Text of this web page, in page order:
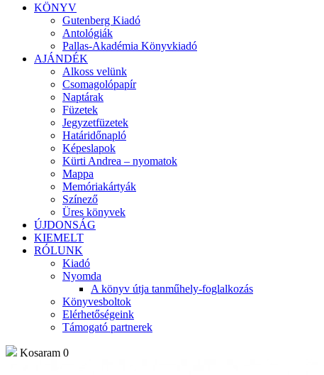
KÖNYV
Gutenberg Kiadó
Antológiák
Pallas-Akadémia Könyvkiadó
AJÁNDÉK
Alkoss velünk
Csomagolópapír
Naptárak
Füzetek
Jegyzetfüzetek
Határidőnapló
Képeslapok
Kürti Andrea – nyomatok
Mappa
Memóriakártyák
Színező
Üres könyvek
ÚJDONSÁG
KIEMELT
RÓLUNK
Kiadó
Nyomda
A könyv útja tanműhely-foglalkozás
Könyvesboltok
Elérhetőségeink
Támogató partnerek
Kosaram 0